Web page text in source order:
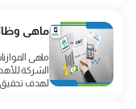
ماهى
ماهى
الشركة
لهدف تحقيق